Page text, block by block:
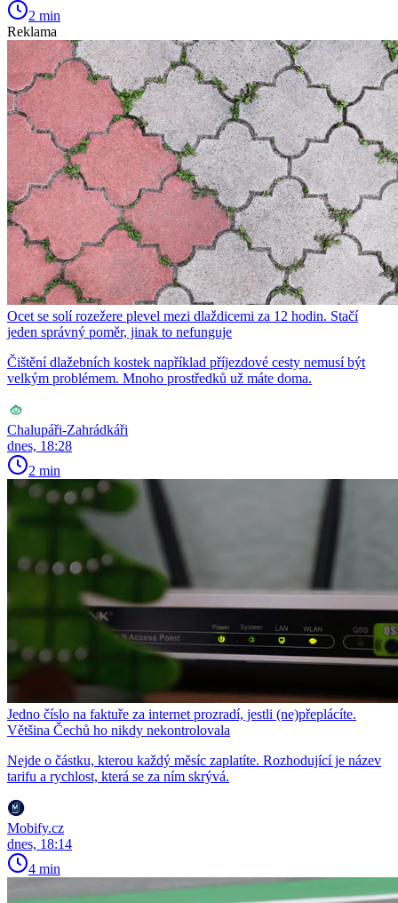
2 min
Reklama
Ocet se solí rozežere plevel mezi dlaždicemi za 12 hodin. Stačí
jeden správný poměr, jinak to nefunguje
Čištění dlažebních kostek například příjezdové cesty nemusí být
velkým problémem. Mnoho prostředků už máte doma.
Chalupáři-Zahrádkáři
dnes, 18:28
2 min
Jedno číslo na faktuře za internet prozradí, jestli (ne)přeplácíte.
Většina Čechů ho nikdy nekontrolovala
Nejde o částku, kterou každý měsíc zaplatíte. Rozhodující je název
tarifu a rychlost, která se za ním skrývá.
Mobify.cz
dnes, 18:14
4 min